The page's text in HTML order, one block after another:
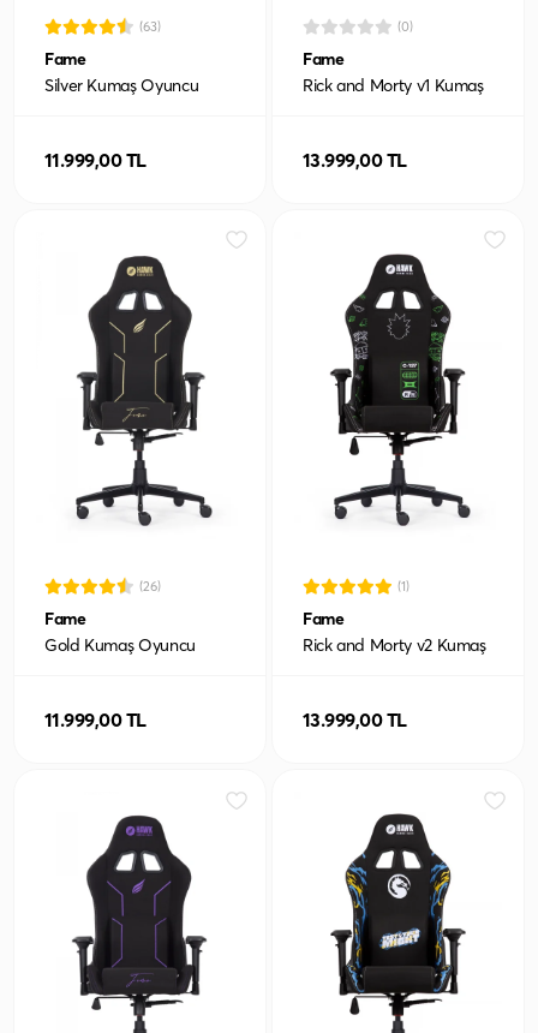
(63)
Fame
Silver Kumaş Oyuncu
11.999,00 TL
(0)
Fame
Rick and Morty v1 Kumaş
13.999,00 TL
(26)
Fame
Gold Kumaş Oyuncu
11.999,00 TL
(1)
Fame
Rick and Morty v2 Kumaş
13.999,00 TL